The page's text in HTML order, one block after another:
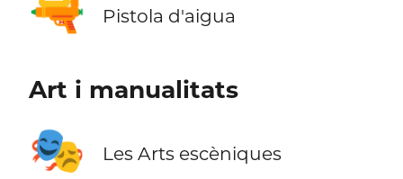
🔫 Pistola d'aigua
Art i manualitats
🎭 Les Arts escèniques